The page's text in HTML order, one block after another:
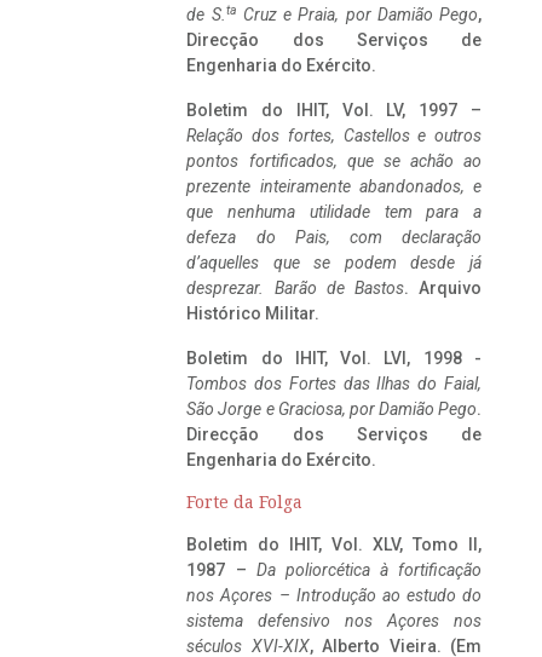
de S. ta Cruz e Praia, por Damião Pego,
Direcção dos Serviços de
Engenharia do Exército.
Boletim do IHIT, Vol. LV, 1997 –
Relação dos fortes, Castellos e outros
pontos fortificados, que se achão ao
prezente inteiramente abandonados, e
que nenhuma utilidade tem para a
defeza do Pais, com declaração
d’aquelles que se podem desde já
desprezar. Barão de Bastos. Arquivo
Histórico Militar.
Boletim do IHIT, Vol. LVI, 1998 -
Tombos dos Fortes das Ilhas do Faial,
São Jorge e Graciosa, por Damião Pego.
Direcção dos Serviços de
Engenharia do Exército.
Forte da Folga
Boletim do IHIT, Vol. XLV, Tomo II,
1987 – Da poliorcética à fortificação
nos Açores – Introdução ao estudo do
sistema defensivo nos Açores nos
séculos XVI-XIX, Alberto Vieira. (Em